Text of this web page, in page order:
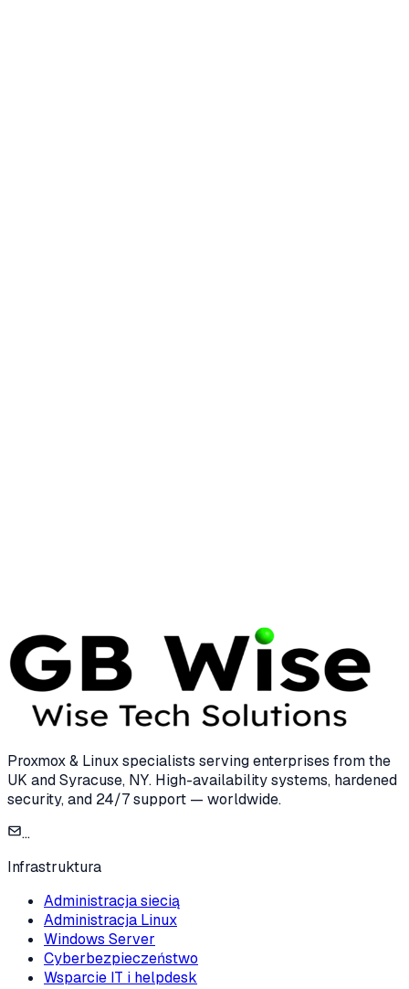
Proxmox & Linux specialists serving enterprises from the
UK and Syracuse, NY. High-availability systems, hardened
security, and 24/7 support — worldwide.
...
Infrastruktura
Administracja siecią
Administracja Linux
Windows Server
Cyberbezpieczeństwo
Wsparcie IT i helpdesk